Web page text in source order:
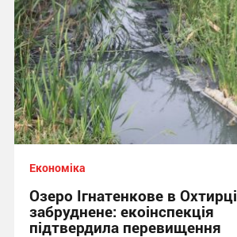
Економіка
Озеро Ігнатенкове в Охтирці
забруднене: екоінспекція
підтвердила перевищення